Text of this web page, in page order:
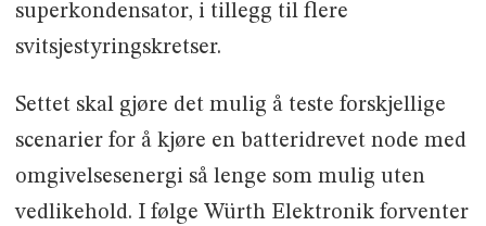
superkondensator, i tillegg til flere
svitsjestyringskretser.
Settet skal gjøre det mulig å teste forskjellige
scenarier for å kjøre en batteridrevet node med
omgivelsesenergi så lenge som mulig uten
vedlikehold. I følge Würth Elektronik forventer